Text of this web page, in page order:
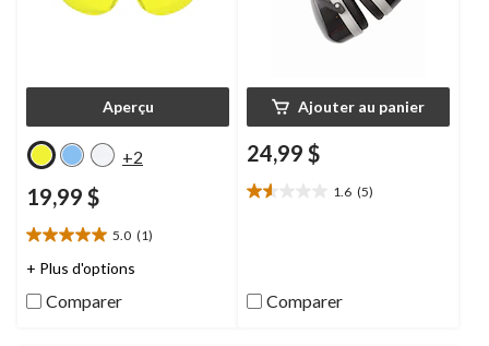
Aperçu
+2
19,99 $
5.0 (1)
5.0
étoile(s)
5.
+ Plus d'options
Comparer
Ajouter au panier
24,99 $
1.6 (5)
1.6
évaluations
Comparer